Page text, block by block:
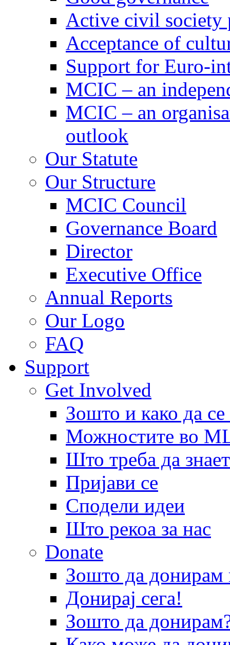
Active civil society
Acceptance of
Support for Euro-
MCIC – an
MCIC – an
outlook
Our Statute
Our Structure
MCIC Council
Governance Board
Director
Executive Office
Annual Reports
Our Logo
FAQ
Support
Get Involved
Зошто и како да
Можностите во
Што треба да
Пријави се
Сподели идеи
Што рекоа за нас
Donate
Зошто да
Донирај сега!
Зошто да